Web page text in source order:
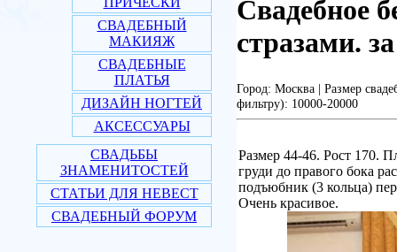
СВАДЕБНЫЙ
МАКИЯЖ
СВАДЕБНЫЕ
ПЛАТЬЯ
ДИЗАЙН НОГТЕЙ
АКСЕССУАРЫ
СВАДЬБЫ
ЗНАМЕНИТОСТЕЙ
СТАТЬИ ДЛЯ НЕВЕСТ
СВАДЕБНЫЙ ФОРУМ
Свадебное
стразами.
Город: Москва | Размер
фильтру): 10000-20000
Размер 44-46. Рост 170.
груди до правого бока
подъюбник (3 кольца)
Очень красивое.